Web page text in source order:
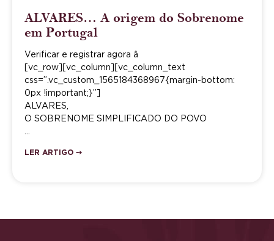
ALVARES… A origem do Sobrenome
em Portugal
Verificar e registrar agora â
[vc_row][vc_column][vc_column_text
css=”.vc_custom_1565184368967{margin-bottom:
0px !important;}”]
ALVARES,
O SOBRENOME SIMPLIFICADO DO POVO
LER ARTIGO ➙